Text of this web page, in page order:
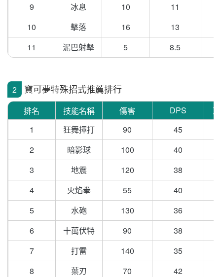
9
冰息 10 11
10
擊落 16 13
11
泥巴射擊 5 8.5
2 寶可夢特殊招式推薦排行
排名 技能名稱 傷害 DPS
1
狂舞揮打 90
45
2
暗影球 100 40
3
地震 120 38
4
火焰拳 55 40
5
水砲 130 36
6
十萬伏特 90 38
7
打雷 140
35
8
葉刃 70
42